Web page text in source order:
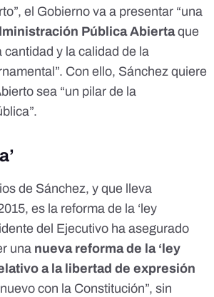
el Gobierno va a presentar “una
Pública Abiertaque
cantidad y la calidad de la
Con ello, Sánchez quiere
sea “un pilar de la
de Sánchez, y que lleva
, es la reforma de la ‘ley
del Ejecutivo ha asegurado
una nueva reforma de la ‘ley
a la libertad de expresión
con la Constitución”, sin